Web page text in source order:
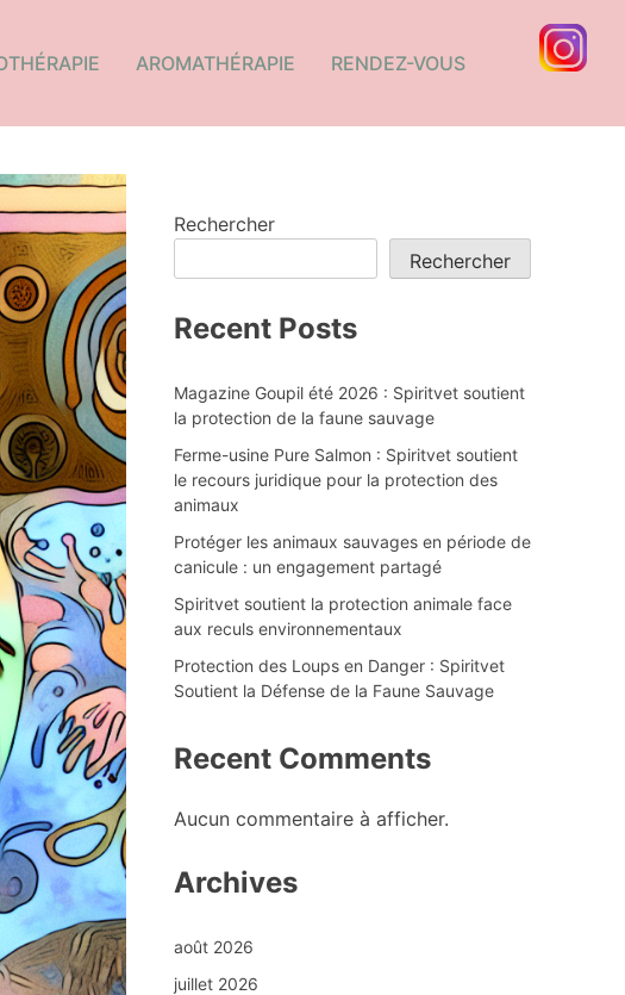
AROMATHÉRAPIE RENDEZ-VOUS
Rechercher
Rechercher
Recent Posts
Magazine Goupil été 2026 : Spiritvet soutient
la protection de la faune sauvage
Ferme-usine Pure Salmon : Spiritvet soutient
le recours juridique pour la protection des
animaux
Protéger les animaux sauvages en période de
canicule : un engagement partagé
Spiritvet soutient la protection animale face
aux reculs environnementaux
Protection des Loups en Danger : Spiritvet
Soutient la Défense de la Faune Sauvage
Recent Comments
Aucun commentaire à afficher.
Archives
août 2026
juillet 2026